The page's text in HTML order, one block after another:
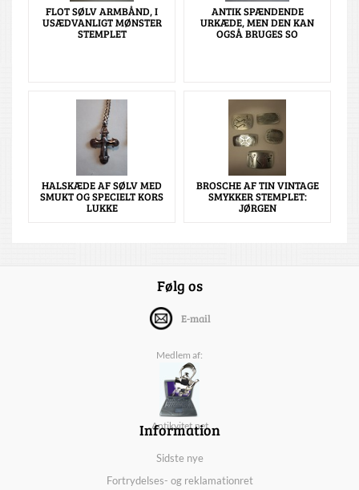
FLOT SØLV ARMBÅND, I
USÆDVANLIGT MØNSTER
STEMPLET
ANTIK SPÆNDENDE
URKÆDE, MEN DEN KAN
OGSÅ BRUGES SO
HALSKÆDE AF SØLV MED
SMUKT OG SPECIELT KORS
LUKKE
BROSCHE AF TIN VINTAGE
SMYKKER STEMPLET:
JØRGEN
Følg os
E-mail
Medlem af:
Antikvitet.net
Information
Sidste nye
Fortrydelses- og reklamationret